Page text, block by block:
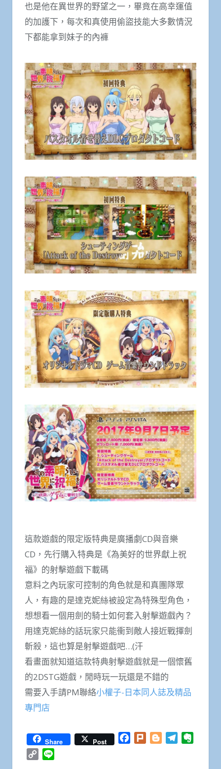
也是他在異世界的野望之一，畢竟在高幸運值
的加護下，每次和真使用偷盜技能大多數情況
下都能拿到妹子的內褲
這款遊戲的限定版特典是廣播劇CD與音樂
CD，先行購入特典是《為美好的世界獻上祝
福》的射擊遊戲下載碼
意料之內玩家可控制的角色就是和真團隊眾
人，有趣的是達克妮絲被設定為特殊型角色，
想想看一個用劍的騎士如何套入射擊遊戲內？
用達克妮絲的話玩家只能衝到敵人接近戰揮劍
斬殺，這也算是射擊遊戲吧…(汗
看畫面就知道這款特典射擊遊戲就是一個懷舊
的2DSTG遊戲，閒時玩一玩還是不錯的
需要入手請PM聯絡小權子-日本同人誌及精品
專門店
Share Post Facebook
Plurk BloggerTelegram
Copy